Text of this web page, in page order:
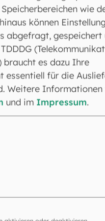
Auftrag erteilt haben,
wir einmütig
Bárnabas und
eingesetzt haben.
sollen.
keine weitere Last
und Unzucht zu
nach Antióchia,
freuten sich über den
will singen und spielen.
wecken. -
Nationen spielen.
wie
können
abgefragt, gespeichert
braucht es dazu Ihre
essentiell für die
Weitere Informationen
und im Impressum.